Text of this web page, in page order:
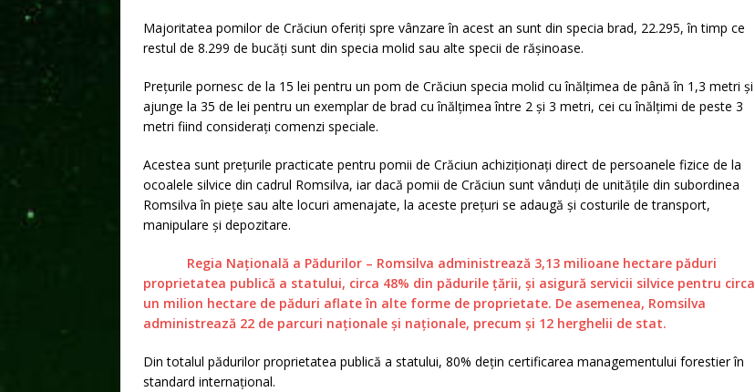
Majoritatea pomilor de Crăciun oferiți spre vânzare în acest an sunt din specia brad, 22.295, în timp ce
restul de 8.299 de bucăți sunt din specia molid sau alte specii de rășinoase.
Prețurile pornesc de la 15 lei pentru un pom de Crăciun specia molid cu înălțimea de până în 1,3 metri și
ajunge la 35 de lei pentru un exemplar de brad cu înălțimea între 2 și 3 metri, cei cu înălțimi de peste 3
metri fiind considerați comenzi speciale.
Acestea sunt prețurile practicate pentru pomii de Crăciun achiziționați direct de persoanele fizice de la
ocoalele silvice din cadrul Romsilva, iar dacă pomii de Crăciun sunt vânduți de unitățile din subordinea
Romsilva în piețe sau alte locuri amenajate, la aceste prețuri se adaugă și costurile de transport,
manipulare și depozitare.
Regia Națională a Pădurilor – Romsilva administrează 3,13 milioane hectare păduri
proprietatea publică a statului, circa 48% din pădurile țării, și asigură servicii silvice pentru circa
un milion hectare de păduri aflate în alte forme de proprietate. De asemenea, Romsilva
administrează 22 de parcuri naționale și naționale, precum și 12 herghelii de stat.
Din totalul pădurilor proprietatea publică a statului, 80% dețin certificarea managementului forestier în
standard internațional.